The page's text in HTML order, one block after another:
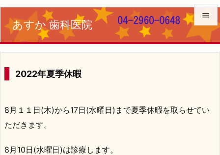
あすか 歯科医院


メニュ

2022年夏季休暇
8月１１日(木)から17日(水曜日)まで夏季休暇を取らせてい
ただきます。
8月10日(水曜日)は診療します。